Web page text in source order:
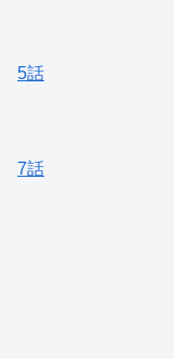
5話
7話